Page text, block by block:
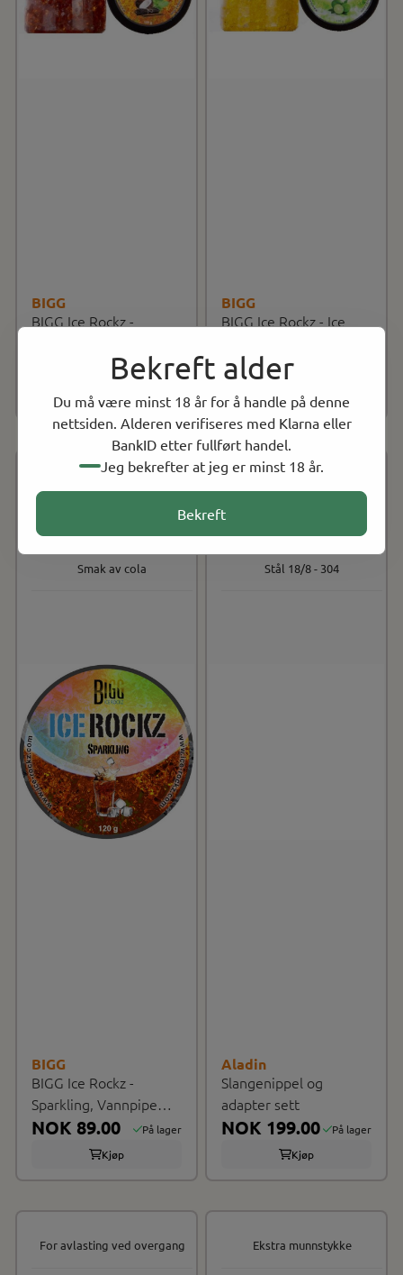
Bekreft alder
Du må være minst 18 år for å handle på denne
nettsiden. Alderen verifiseres med Klarna eller
BankID etter fullført handel.
Jeg bekrefter at jeg er minst 18 år.
Bekreft
BIGG
BIGG Ice Rockz -
NOK 89.00
På lager
BIGG
BIGG Ice Rockz - Ice
krystaller
NOK 89.00
Kjøp
BIGG
BIGG Ice Rockz -
Sparkling, Vannpipe
krystaller
NOK 89.00
På lager
Kjøp
Smak av cola
Aladin
Slangenippel og
adapter sett
NOK 199.00
På lager
Kjøp
Stål 18/8 - 304
For avlasting ved overgang Ekstra munnstykke